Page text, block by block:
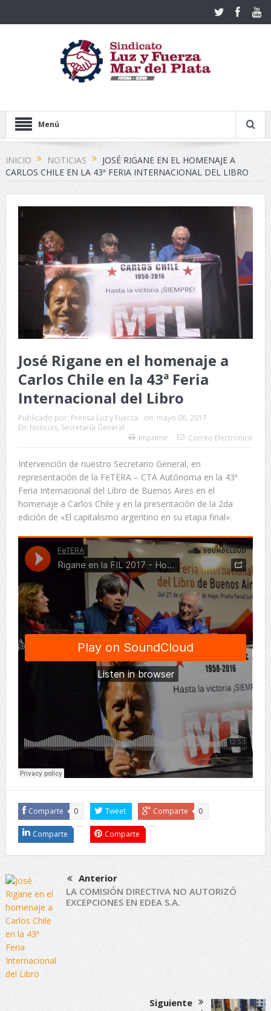
Menú
INICIO NOTICIAS
JOSÉ RIGANE EN EL HOMENAJE A
CARLOS CHILE EN LA 43ª FERIA INTERNACIONAL DEL LIBRO
José Rigane en el homenaje a
Carlos Chile en la 43ª Feria
Internacional del Libro
Publicado por: Prensa Luz y Fuerza on: mayo 08, 2017
En: Noticias, Secretaría General
Imprimir
Correo Electrónico
Intervención de nuestro Secretario General, en
representación de la FeTERA – CTA Autónoma en la 43ª
Feria Internacional del Libro de Buenos Aires en el
homenaje a Carlos Chile y en la presentación de la 2da
edición de «El capitalismo argentino en su etapa final».
Comparte 0 Tweet Comparte 0
Comparte Comparte
Anterior
LA COMISIÓN DIRECTIVA NO AUTORIZÓ
EXCEPCIONES EN EDEA S.A.
Siguiente